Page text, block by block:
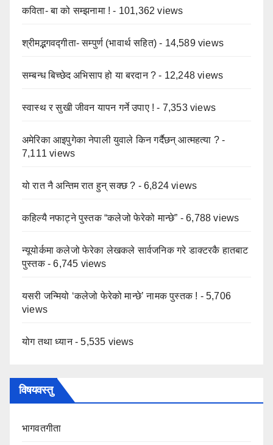
कविता- बा को सम्झनामा ! - 101,362 views
श्रीमद्भगवद्गीता- सम्पुर्ण (भावार्थ सहित) - 14,589 views
सम्बन्ध बिच्छेद अभिसाप हो या बरदान ? - 12,248 views
स्वास्थ र सुखी जीवन यापन गर्ने उपाए ! - 7,353 views
अमेरिका आइपुगेका नेपाली युवाले किन गर्दैछन् आत्महत्या ? -
7,111 views
यो रात नै अन्तिम रात हुन् सक्छ ? - 6,824 views
कहिल्यै नफाट्ने पुस्तक “कलेजो फेरेको मान्छे” - 6,788 views
न्यूयोर्कमा कलेजो फेरेका लेखकले सार्वजनिक गरे डाक्टरकै हातबाट
पुस्तक- 6,745 views
यसरी जन्मियो ‘कलेजो फेरेको मान्छे’ नामक पुस्तक ! - 5,706
views
योग तथा ध्यान- 5,535 views
विषयवस्तु
भागवतगीता